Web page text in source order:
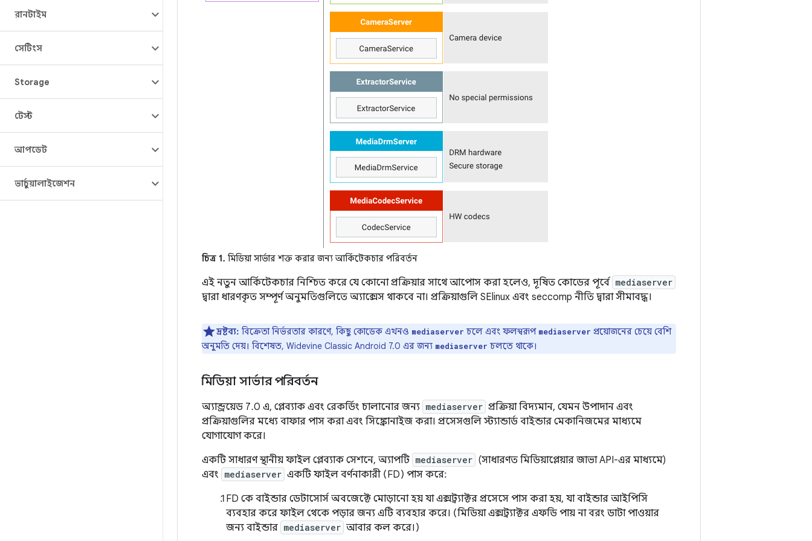
রানটাইম
সেটিংস
Storage
টেস্ট
আপডেট
ভার্চুয়ালাইজেশন
চিত্র 1. মিডিয়া সার্ভার শক্ত করার জন্য আর্কিটেকচার পরিবর্তন
এই নতুন আর্কিটেকচার নিশ্চিত করে যে কোনো প্রক্রিয়ার সাথে আপোস করা হলেও, দূষিত কোডের পূর্বে mediaserver
দ্বারা ধারণকৃত সম্পূর্ণ অনুমতিগুলিতে অ্যাক্সেস থাকবে না। প্রক্রিয়াগুলি SElinux এবং seccomp নীতি দ্বারা সীমাবদ্ধ।
দ্রষ্টব্য: বিক্রেতা নির্ভরতার কারণে, কিছু কোডেক এখনও mediaserver চলে এবং ফলস্বরূপ mediaserver প্রয়োজনের চেয়ে বেশি
অনুমতি দেয়। বিশেষত, Widevine Classic Android 7.0 এর জন্য mediaserver চলতে থাকে।
মিডিয়া সার্ভার পরিবর্তন
অ্যান্ড্রয়েড 7.0 এ, প্লেব্যাক এবং রেকর্ডিং চালানোর জন্য mediaserver প্রক্রিয়া বিদ্যমান, যেমন উপাদান এবং
প্রক্রিয়াগুলির মধ্যে বাফার পাস করা এবং সিঙ্ক্রোনাইজ করা। প্রসেসগুলি স্ট্যান্ডার্ড বাইন্ডার মেকানিজমের মাধ্যমে
যোগাযোগ করে।
একটি সাধারণ স্থানীয় ফাইল প্লেব্যাক সেশনে, অ্যাপটি mediaserver (সাধারণত মিডিয়াপ্লেয়ার জাভা API-এর মাধ্যমে)
এবং mediaserver একটি ফাইল বর্ণনাকারী (FD) পাস করে:
FD কে বাইন্ডার ডেটাসোর্স অবজেক্টে মোড়ানো হয় যা এক্সট্র্যাক্টর প্রসেসে পাস করা হয়, যা বাইন্ডার আইপিসি
ব্যবহার করে ফাইল থেকে পড়ার জন্য এটি ব্যবহার করে। (মিডিয়া এক্সট্র্যাক্টর এফডি পায় না বরং ডাটা পাওয়ার
জন্য বাইন্ডার mediaserver আবার কল করে।)